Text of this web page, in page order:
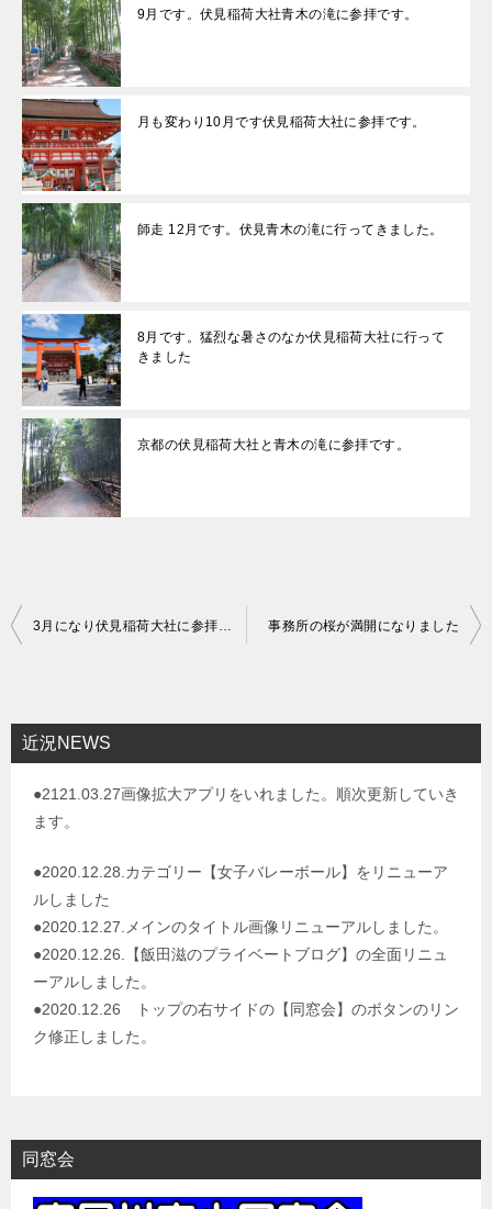
9月です。伏見稲荷大社青木の滝に参拝です。
月も変わり10月です伏見稲荷大社に参拝です。
師走 12月です。伏見青木の滝に行ってきました。
8月です。猛烈な暑さのなか伏見稲荷大社に行って
きました
京都の伏見稲荷大社と青木の滝に参拝です。
投
ビ
ゲ
3月になり伏見稲荷大社に参拝してきました 事務所の桜が満開になりました
近況NEWS
●2121.03.27画像拡大アプリをいれました。順次更新していき
ます。
●2020.12.28.カテゴリー【女子バレーボール】をリニューア
ルしました
●2020.12.27.メインのタイトル画像リニューアルしました。
●2020.12.26.【飯田滋のプライベートブログ】の全面リニュ
ーアルしました。
●2020.12.26 トップの右サイドの【同窓会】のボタンのリン
ク修正しました。
同窓会